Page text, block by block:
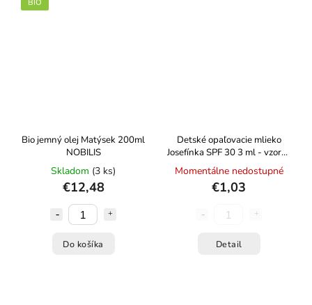
BIO
Bio jemný olej Matýsek 200ml
NOBILIS
Skladom (3 ks)
€12,48
Do košíka
Detské opaľovacie mlieko
Josefínka SPF 30 3 ml - vzorka
vrecko NOBILIS
Momentálne nedostupné
€1,03
Detail